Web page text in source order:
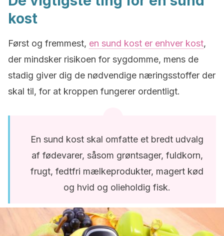
kost
Først og fremmest, en sund kost er enhver kost,
der mindsker risikoen for sygdomme, mens de
stadig giver dig de nødvendige næringsstoffer der
skal til, for at kroppen fungerer ordentligt.
En sund kost skal omfatte et bredt udvalg
af fødevarer, såsom grøntsager, fuldkorn,
frugt, fedtfri mælkeprodukter, magert kød
og hvid og olieholdig fisk.